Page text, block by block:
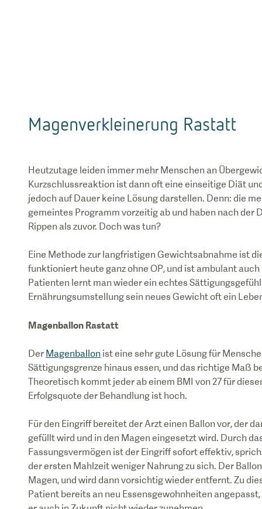
Magenverkleinerung Rastatt
Heutzutage leiden immer mehr Menschen an
Kurzschlussreaktion ist dann oft eine einseitige Diät
jedoch auf Dauer keine Lösung darstellen. Denn: die
gemeintes Programm vorzeitig ab und haben nach der
Rippen als zuvor. Doch was tun?
Eine Methode zur langfristigen Gewichtsabnahme ist
funktioniert heute ganz ohne OP, und ist ambulant
Patienten lernt man wieder ein echtes
Magenballon Rastatt
Der Magenballon ist eine sehr gute Lösung für
Sättigungsgrenze hinaus essen, und das richtige Maß
Theoretisch kommt jeder ab einem BMI von 27 für
Erfolgsquote der Behandlung ist hoch.
Für den Eingriff bereitet der Arzt einen Ballon vor, der
gefüllt wird und in den Magen eingesetzt wird. Durch
Fassungsvermögen ist der Eingriff sofort effektiv,
der ersten Mahlzeit weniger Nahrung zu sich. Der
Magen, und wird dann vorsichtig wieder entfernt. Zu
Patient bereits an neu Essensgewohnheiten